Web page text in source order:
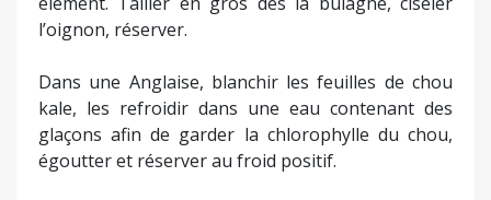
l’oignon, réserver.
Dans une Anglaise, blanchir les feuilles de chou
kale, les refroidir dans une eau contenant des
glaçons afin de garder la chlorophylle du chou,
égoutter et réserver au froid positif.